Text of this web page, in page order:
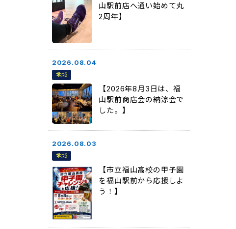
山駅前店へ通い始めて丸
2周年】
2026.08.04
地域
【2026年8月3日は、福
山駅前商店会の納涼会で
した。】
2026.08.03
地域
【市立福山高校の甲子園
を福山駅前から応援しよ
う！】